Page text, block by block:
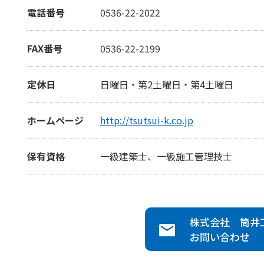
電話番号 0536-22-2022
FAX番号 0536-22-2199
定休日 日曜日・第2土曜日・第4土曜日
ホームページ http://tsutsui-k.co.jp
保有資格 一級建築士、一級施工管理技士
株式会社 筒井
お問い合わせ